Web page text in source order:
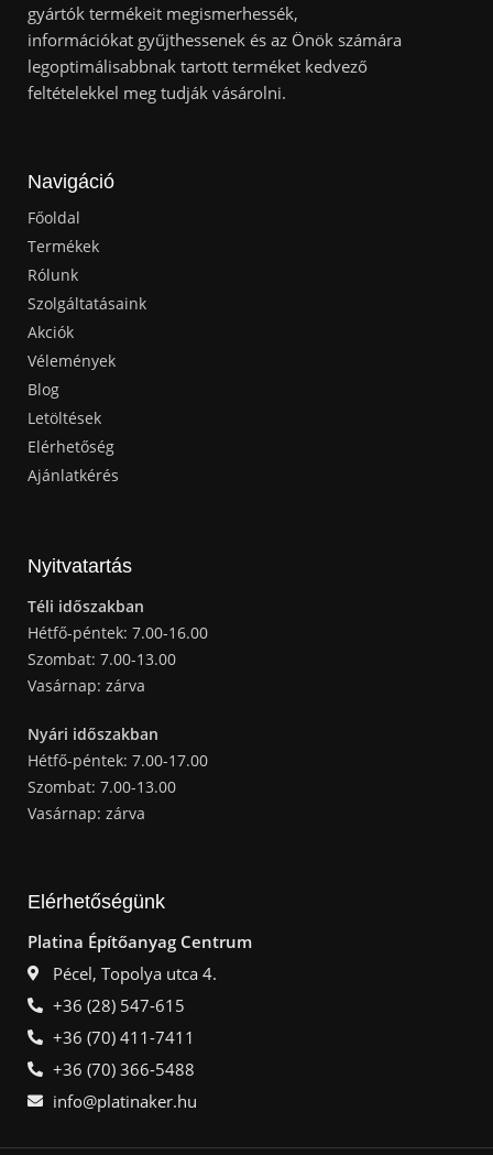
gyártók termékeit megismerhessék,
információkat gyűjthessenek és az Önök számára
legoptimálisabbnak tartott terméket kedvező
feltételekkel meg tudják vásárolni.
Navigáció
Főoldal
Termékek
Rólunk
Szolgáltatásaink
Akciók
Vélemények
Blog
Letöltések
Elérhetőség
Ajánlatkérés
Nyitvatartás
Téli időszakban
Hétfő-péntek: 7.00-16.00
Szombat: 7.00-13.00
Vasárnap: zárva
Nyári időszakban
Hétfő-péntek: 7.00-17.00
Szombat: 7.00-13.00
Vasárnap: zárva
Elérhetőségünk
Platina Építőanyag Centrum
Pécel, Topolya utca 4.
+36 (28) 547-615
+36 (70) 411-7411
+36 (70) 366-5488
info@platinaker.hu